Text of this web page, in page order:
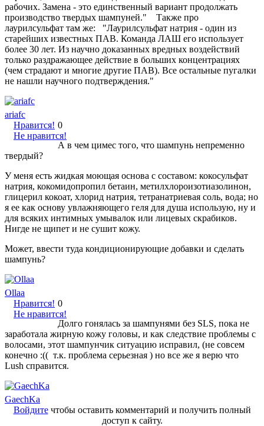
рабочих. Замена - это единственный вариант продолжать
производство твердых шампуней." Также про
лаурилсульфат там же: "Лаурилсульфат натрия - один из
старейших известных ПАВ. Команда ЛАШ его использует
более 30 лет. Из научно доказанных вредных воздействий
только раздражающее действие в больших концентрациях
(чем страдают и многие другие ПАВ). Все остальные пугалки
не нашли научного подтверждения."
ariafc
Нравится!
Не нравится!
0
А в чем цимес того, что шампунь непременно
твердый?
У меня есть жидкая моющая основа с составом: кокосульфат
натрия, кокомидопропил бетаин, метилхлороизотиазолинон,
глицерил кокоат, хлорид натрия, тетранатриевая соль, вода; но
я ее как основу увлажняющего геля для душа использую, ну и
для всяких интимных умывалок или лицевых скрабиков.
Нигде не щипет и не сушит кожу.
Может, ввести туда кондиционирующие добавки и сделать
шампунь?
Ollaa
Нравится!
Не нравится!
0
Долго гонялась за шампунями без SLS, пока не
заработала жирную кожу головы, и как следствие проблемы с
волосами, этот шампунчик ситуацию исправил, (не совсем
конечно :(( т.к. проблема серьезная ) но все же я верю что
Lush справится.
GaechKa
Войдитечтобы оставить комментарий и получить полный
доступ к сайту.